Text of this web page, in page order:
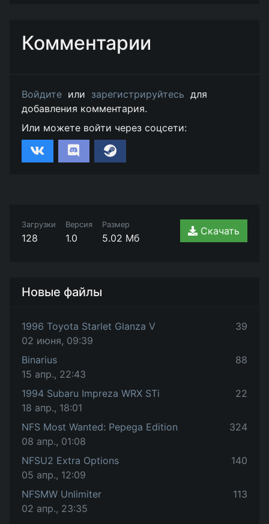
Комментарии
Войдите или зарегистрируйтесь для
добавления комментария.
Или можете войти через соцсети:
Загрузки
128
Версия
1.0
Размер
5.02 Мб
Скачать
Новые файлы
1996 Toyota Starlet Glanza V
02 июня, 09:39
39
Binarius
15 апр., 22:43
88
1994 Subaru Impreza WRX STi
18 апр., 18:01
22
NFS Most Wanted: Pepega Edition
08 апр., 01:08
324
NFSU2 Extra Options
05 апр., 12:09
140
NFSMW Unlimiter
02 апр., 23:35
113